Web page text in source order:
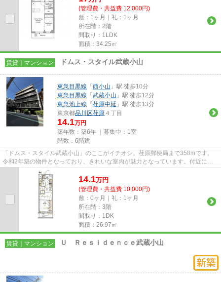
(管理費・共益費 12,000円)
敷：1ヶ月｜礼：1ヶ月
所在階：2階
間取り：1LDK
面積：34.25㎡
賃貸｜マンション ドムス・スタイル武蔵小山
東急目黒線 「 西小山 」駅 徒歩10分
東急目黒線 「 武蔵小山 」駅 徒歩12分
東急池上線 「 荏原中延 」駅 徒歩13分
東京都品川区荏原 ４丁目
14.1万円
築年数：築6年 ｜募集中： 1室
階数：6階建
「ドムス・スタイル武蔵小山」のここがイチオシ。荏原郵便局まで358mです。
令和2年築の物件となっており、きれいな室内が魅力となっています。付近に駅
が2駅あり、行き先に応じて使い...
14.1万円
(管理費・共益費 10,000円)
敷：0ヶ月｜礼：1ヶ月
所在階：3階
間取り：1DK
面積：26.97㎡
賃貸｜マンション Ｕ Ｒｅｓｉｄｅｎｃｅ武蔵小山